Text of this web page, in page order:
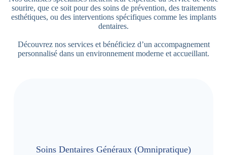
sourire, que ce soit pour des soins de prévention, des traitements
esthétiques, ou des interventions spécifiques comme les implants
dentaires.
Découvrez nos services et bénéficiez d’un accompagnement
personnalisé dans un environnement moderne et accueillant.
Soins Dentaires Généraux (Omnipratique)